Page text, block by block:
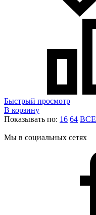
Быстрый просмотр
В корзину
Показывать по: 16 64 ВСЕ
Мы в социальных сетях